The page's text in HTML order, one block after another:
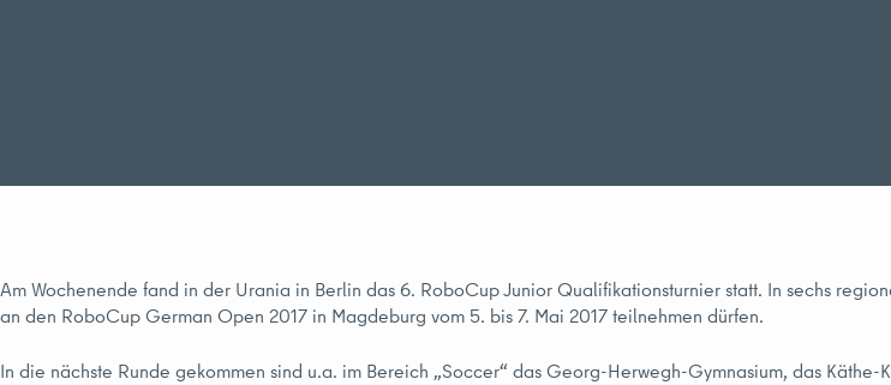
Am Wochenende fand in der Urania in Berlin das 6. RoboCup Junior Qualifikationsturnier statt. In sechs
an den RoboCup German Open 2017 in Magdeburg vom 5. bis 7. Mai 2017 teilnehmen dürfen.
In die nächste Runde gekommen sind u.a. im Bereich „Soccer“ das Georg-Herwegh-Gymnasium, das